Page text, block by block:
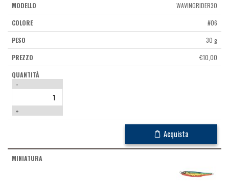
WAVINGRIDER30
#06
30 g
€10,00
-
+
Acquista